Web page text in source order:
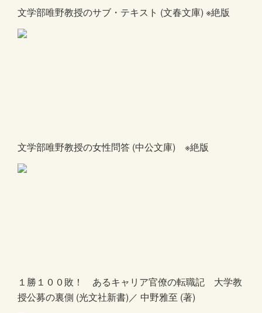
文学部唯野教授のサブ・テキスト (文春文庫) ※絶版
文学部唯野教授の女性問答 (中公文庫) ※絶版
１勝１００敗！ あるキャリア官僚の転職記 大学教
授公募の裏側 (光文社新書)／ 中野雅至 (著)